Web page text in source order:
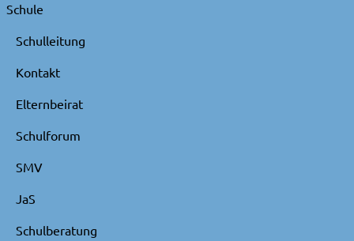
Schule
Schulleitung
Kontakt
Elternbeirat
Schulforum
SMV
JaS
Schulberatung